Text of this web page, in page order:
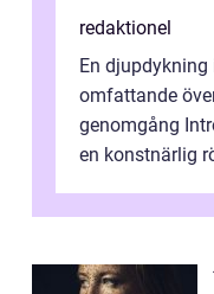
redaktionel
En
omfattande
genomgång
en konstnärlig